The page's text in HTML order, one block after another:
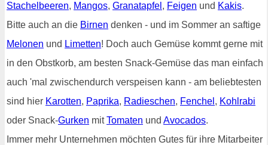
Stachelbeeren, Mangos, Granatapfel , Feigen und Kakis.
Bitte auch an die Birnen denken - und im Sommer an saftige
Melonen und Limetten! Doch auch Gemüse kommt gerne mit
in den Obstkorb, am besten Snack-Gemüse das man einfach
auch 'mal zwischendurch verspeisen kann - am beliebtesten
sind hier Karotten, Paprika, Radieschen, Fenchel , Kohlrabi
oder Snack-Gurken mitTomaten und Avocados.
Immer mehr Unternehmen möchten Gutes für ihre Mitarbeiter